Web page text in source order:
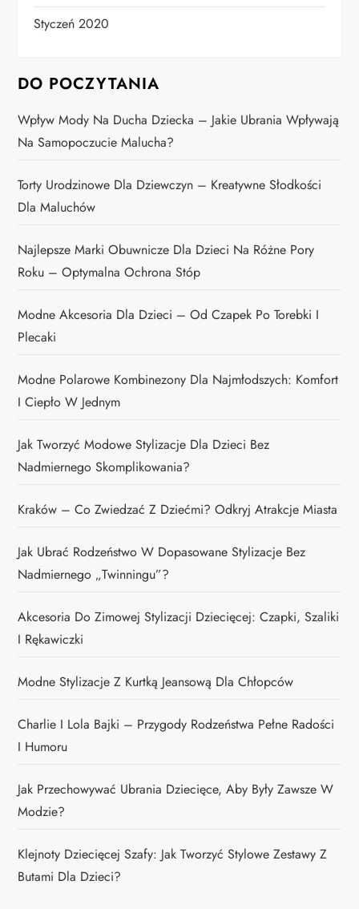
Styczeń 2020
DO POCZYTANIA
Wpływ Mody Na Ducha Dziecka – Jakie Ubrania Wpływają
Na Samopoczucie Malucha?
Torty Urodzinowe Dla Dziewczyn – Kreatywne Słodkości
Dla Maluchów
Najlepsze Marki Obuwnicze Dla Dzieci Na Różne Pory
Roku – Optymalna Ochrona Stóp
Modne Akcesoria Dla Dzieci – Od Czapek Po Torebki I
Plecaki
Modne Polarowe Kombinezony Dla Najmłodszych: Komfort
I Ciepło W Jednym
Jak Tworzyć Modowe Stylizacje Dla Dzieci Bez
Nadmiernego Skomplikowania?
Kraków – Co Zwiedzać Z Dziećmi? Odkryj Atrakcje Miasta
Jak Ubrać Rodzeństwo W Dopasowane Stylizacje Bez
Nadmiernego „twinningu”?
Akcesoria Do Zimowej Stylizacji Dziecięcej: Czapki, Szaliki
I Rękawiczki
Modne Stylizacje Z Kurtką Jeansową Dla Chłopców
Charlie I Lola Bajki – Przygody Rodzeństwa Pełne Radości
I Humoru
Jak Przechowywać Ubrania Dziecięce, Aby Były Zawsze W
Modzie?
Klejnoty Dziecięcej Szafy: Jak Tworzyć Stylowe Zestawy Z
Butami Dla Dzieci?